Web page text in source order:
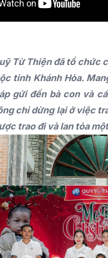
Từ Thiện đã tổ
tỉnh Khánh Hòa.
gửi đến bà con và
chỉ dừng lại ở việc
trao đi và lan tỏa